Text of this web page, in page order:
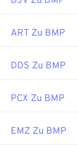
Adobe Illustrator
, Microsoft
ART Zu BMP
DDS Zu BMP
PCX Zu BMP
EMZ Zu BMP